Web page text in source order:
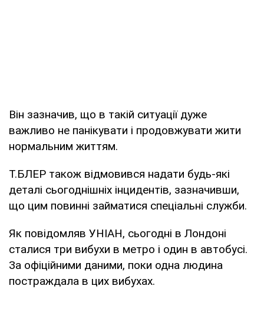
Він зазначив, що в такій ситуації дуже
важливо не панікувати і продовжувати жити
нормальним життям.
Т.БЛЕР також відмовився надати будь-які
деталі сьогоднішніх інцидентів, зазначивши,
що цим повинні займатися спеціальні служби.
Як повідомляв УНІАН, сьогодні в Лондоні
сталися три вибухи в метро і один в автобусі.
За офіційними даними, поки одна людина
постраждала в цих вибухах.